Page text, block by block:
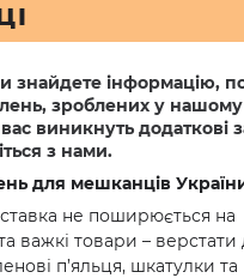
знайдете інформацію,
зроблених у нашому
виникнуть додаткові
з нами.
для мешканців
не поширюється на
важкі товари – верстати
п’яльця, шкатулки та